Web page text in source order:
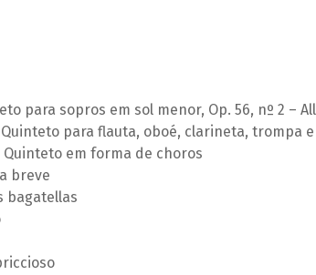
para sopros em sol menor, Op. 56, nº 2 –
para flauta, oboé, clarineta, trompa
Quinteto em forma de choros
breve
bagatellas